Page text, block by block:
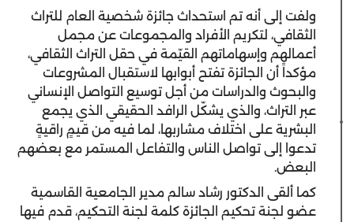
ولفت إلى أنه تم استحداث جائزة شخصية العام للتراث
الثقافي، لتكريم الأفراد والمجموعات عن مجمل
أعمالهم وإسهاماتهم القيّمة في حقل التراث الثقافي،
مؤكداً أن الجائزة تفتح أبوابها لاستقبال المشروعات
والبحوث والدراسات من أجل توسيع التواصل الإنساني
عبر التراث، والذي يشكّل الرافد الحقيقي الذي يجمع
البشرية على اختلاف مشاربها، لما فيه من قيمٍ راقيةٍ
تدعوا إلى تواصل الناس والتفاعل المستمر مع بعضهم
البعض.
كما ألقى الدكتور رشاد سالم مدير الجامعية القاسمية
عضو لجنة تحكيم الجائزة كلمة لجنة التحكيم، قدم فيها